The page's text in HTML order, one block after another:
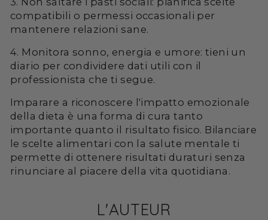
compatibili o permessi occasionali per
mantenere relazioni sane.
4. Monitora sonno, energia e umore: tieni un
diario per condividere dati utili con il
professionista che ti segue.
Imparare a riconoscere l'impatto emozionale
della dieta è una forma di cura tanto
importante quanto il risultato fisico. Bilanciare
le scelte alimentari con la salute mentale ti
permette di ottenere risultati duraturi senza
rinunciare al piacere della vita quotidiana.
L'AUTEUR